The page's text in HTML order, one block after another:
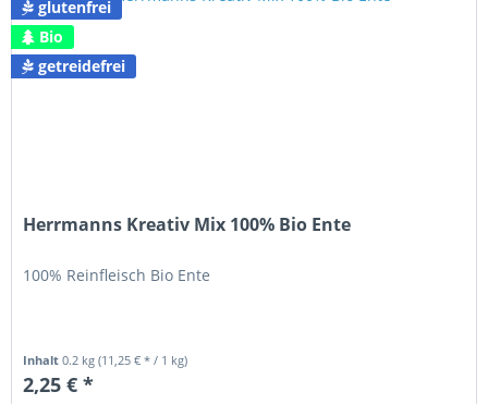
glutenfrei
Bio
getreidefrei
Herrmanns Kreativ Mix 100% Bio Ente
100% Reinfleisch Bio Ente
Inhalt0.2 kg(11,25 € * / 1 kg)
2,25 € *